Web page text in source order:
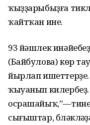
ҡыҙҙарыбыҙға
ҡайтҡан ине.
93 йәшлек
(Байбулова) көр
йырлап
ҡыуанып
сығыштар,